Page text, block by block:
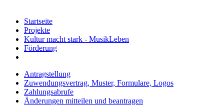
Startseite
Projekte
Kultur macht stark - MusikLeben
Förderung
Antragstellung
Zuwendungsvertrag, Muster, Formulare, Logos
Zahlungsabrufe
Änderungen mitteilen und beantragen